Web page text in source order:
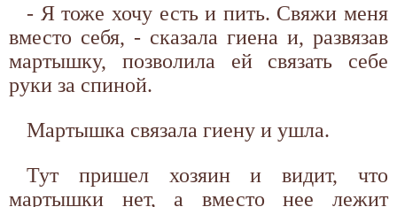
- Я тоже хочу есть и пить. Свяжи меня
вместо себя, - сказала гиена и, развязав
мартышку, позволила ей связать себе
руки за спиной.
Мартышка связала гиену и ушла.
Тут пришел хозяин и видит, что
мартышки нет, а вместо нее лежит